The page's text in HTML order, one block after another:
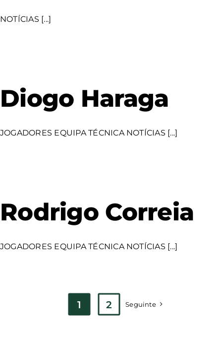
NOTÍCIAS [...]
Diogo Haraga
JOGADORES EQUIPA TÉCNICA NOTÍCIAS [...]
Rodrigo Correia
JOGADORES EQUIPA TÉCNICA NOTÍCIAS [...]
1 2 Seguinte